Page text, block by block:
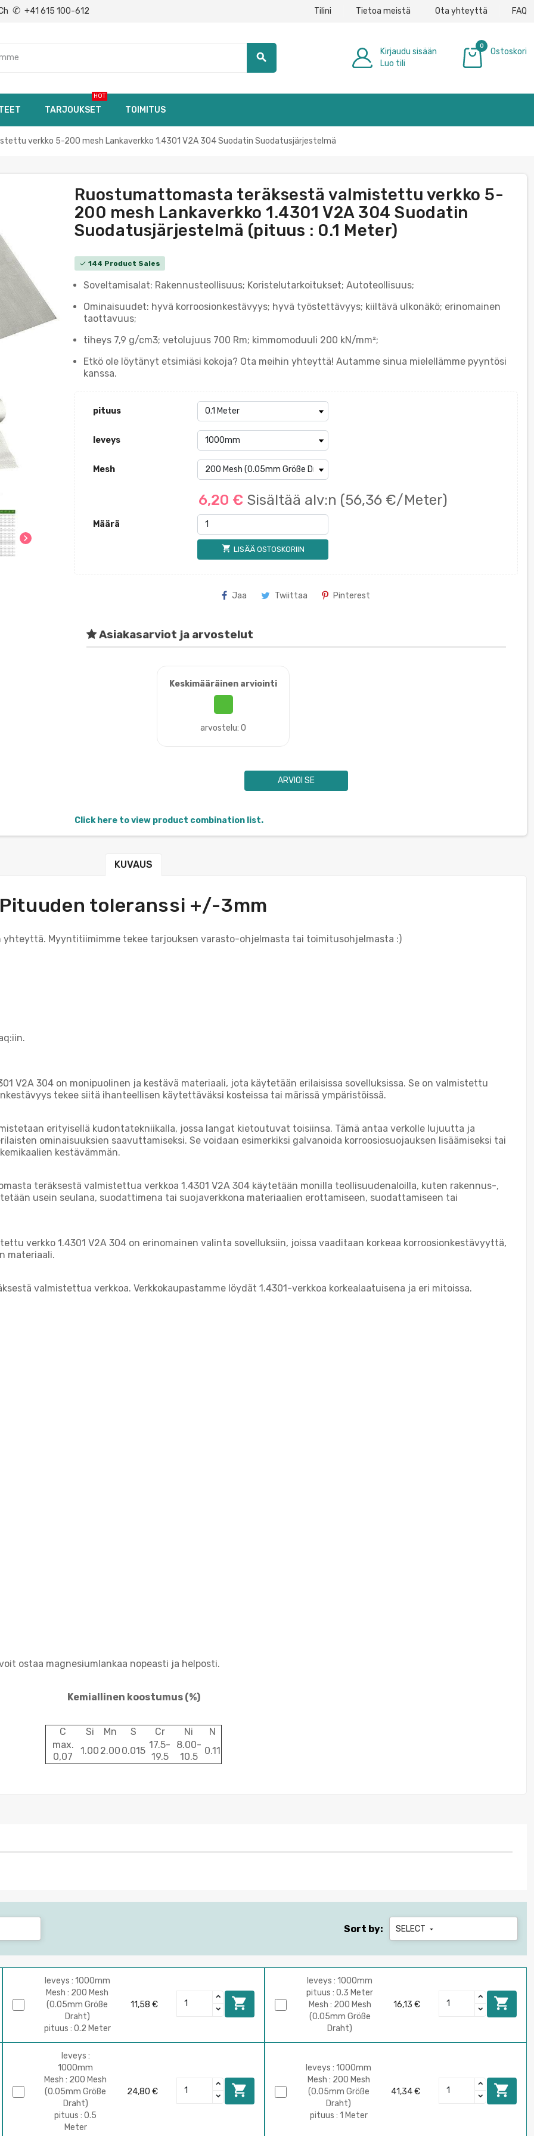
✆ +41 615 100-612 Tilini Tietoa meistä Ota yhteyttä FAQ
search
Kirjaudu sisään
Luo tili
0
Ostoskori
TARJOUKSET
HOT
TOIMITUS
verkko 5-200 mesh Lankaverkko 1.4301 V2A 304 Suodatin Suodatusjärjestelmä
chevron_right
Ruostumattomasta teräksestä valmistettu verkko 5-
200 mesh Lankaverkko 1.4301 V2A 304 Suodatin
Suodatusjärjestelmä (pituus : 0.1 Meter)
check 144 Product Sales
Soveltamisalat: Rakennusteollisuus; Koristelutarkoitukset; Autoteollisuus;
Ominaisuudet: hyvä korroosionkestävyys; hyvä työstettävyys; kiiltävä ulkonäkö; erinomainen
taottavuus;
tiheys 7,9 g/cm3; vetolujuus 700 Rm; kimmomoduuli 200 kN/mm²;
Etkö ole löytänyt etsimiäsi kokoja? Ota meihin yhteyttä! Autamme sinua mielellämme pyyntösi
kanssa.
pituus
leveys
Mesh
6,20 € Sisältää alv:n (56,36 €/Meter)
Määrä
shopping_cart LISÄÄ OSTOSKORIIN
Jaa Twiittaa Pinterest
Asiakasarviot ja arvostelut
Keskimääräinen arviointi
arvostelu: 0
ARVIOI SE
Click here to view product combination list.
KUVAUS
Pituuden toleranssi +/-3mm
Myyntitiimimme tekee tarjouksen varasto-ohjelmasta tai toimitusohjelmasta :)
V2A 304 on monipuolinen ja kestävä materiaali, jota käytetään erilaisissa sovelluksissa. Se on valmistettu
tekee siitä ihanteellisen käytettäväksi kosteissa tai märissä ympäristöissä.
erityisellä kudontatekniikalla, jossa langat kietoutuvat toisiinsa. Tämä antaa verkolle lujuutta ja
ominaisuuksien saavuttamiseksi. Se voidaan esimerkiksi galvanoida korroosiosuojauksen lisäämiseksi tai
kestävämmän.
teräksestä valmistettua verkkoa 1.4301 V2A 304 käytetään monilla teollisuudenaloilla, kuten rakennus-,
usein seulana, suodattimena tai suojaverkkona materiaalien erottamiseen, suodattamiseen tai
verkko 1.4301 V2A 304 on erinomainen valinta sovelluksiin, joissa vaaditaan korkeaa korroosionkestävyyttä,
materiaali.
valmistettua verkkoa. Verkkokaupastamme löydät 1.4301-verkkoa korkealaatuisena ja eri mitoissa.
ostaa magnesiumlankaa nopeasti ja helposti.
Kemiallinen koostumus (%)
C Si Mn S Cr Ni
N
max.
0,07
1.00 2.00 0.015
17.5-
19.5
8.00-
10.5
0.11
Sort by: SELECT 
leveys : 1000mm
Mesh : 200 Mesh
(0.05mm Größe
Draht)
pituus : 0.2 Meter
11,58 € 
leveys : 1000mm
pituus : 0.3 Meter
Mesh : 200 Mesh
(0.05mm Größe
Draht)
16,13 € 
leveys :
1000mm
Mesh : 200 Mesh
(0.05mm Größe
Draht)
pituus : 0.5
Meter
24,80 € 
leveys : 1000mm
Mesh : 200 Mesh
(0.05mm Größe
Draht)
pituus : 1 Meter
41,34 € 